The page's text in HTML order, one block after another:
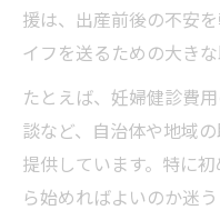
援は、出産前後の不安
イフを送るための大きな
たとえば、妊婦健診費
談など、自治体や地域
提供しています。特に
ら始めればよいのか迷